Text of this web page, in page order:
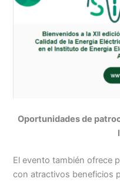
Oportunidades de
El evento también ofrece
con atractivos beneficios